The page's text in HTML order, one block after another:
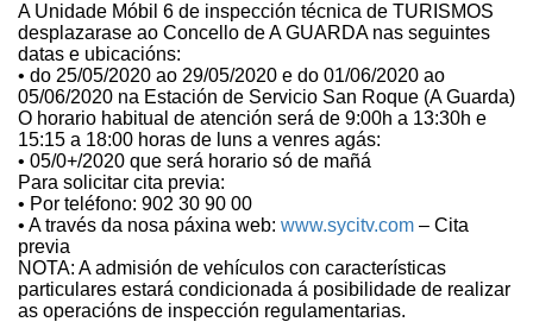
A Unidade Móbil 6 de inspección técnica de TURISMOS
desplazarase ao Concello de A GUARDA nas seguintes
datas e ubicacións:
• do 25/05/2020 ao 29/05/2020 e do 01/06/2020 ao
05/06/2020 na Estación de Servicio San Roque (A Guarda)
O horario habitual de atención será de 9:00h a 13:30h e
15:15 a 18:00 horas de luns a venres agás:
• 05/0+/2020 que será horario só de mañá
Para solicitar cita previa:
• Por teléfono: 902 30 90 00
• A través da nosa páxina web: www.sycitv.com – Cita
previa
NOTA: A admisión de vehículos con características
particulares estará condicionada á posibilidade de realizar
as operacións de inspección regulamentarias.